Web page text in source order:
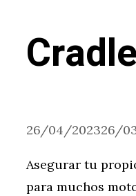
Cradle
26/04/202326/
Asegurar tu
para muchos